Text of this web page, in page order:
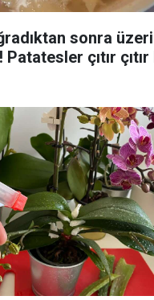
sonra
çıtır